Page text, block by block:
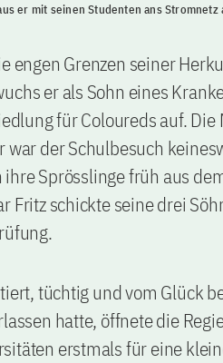
er mit seinen Studenten ans Stromnetz
engen Grenzen seiner
er als Sohn eines
für Coloureds auf. Die
der Schulbesuch
Sprösslinge früh aus
Fritz schickte seine drei
tüchtig und vom Glück
hatte, öffnete die
erstmals für eine